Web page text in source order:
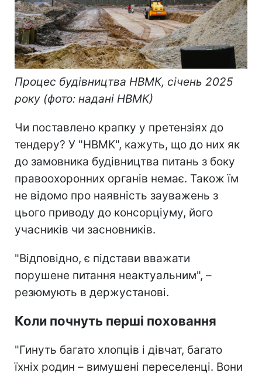
Процес будівництва НВМК, січень 2025
року (фото: надані НВМК)
Чи поставлено крапку у претензіях до
тендеру? У "НВМК", кажуть, що до них як
до замовника будівництва питань з боку
правоохоронних органів немає. Також їм
не відомо про наявність зауважень з
цього приводу до консорціуму, його
учасників чи засновників.
"Відповідно, є підстави вважати
порушене питання неактуальним", –
резюмують в держустанові.
Коли почнуть перші поховання
"Гинуть багато хлопців і дівчат, багато
їхніх родин – вимушені переселенці. Вони